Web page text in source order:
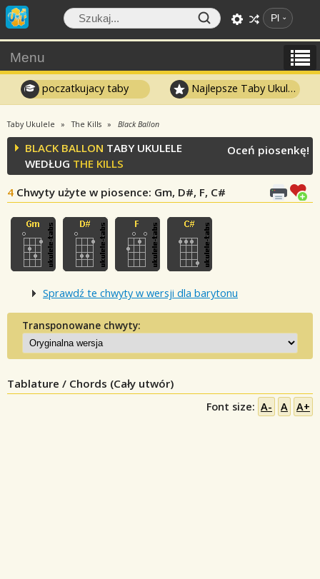
Pl
Menu
poczatkujacy taby Najlepsze Taby Ukulele
Taby Ukulele The Kills Black Ballon
BLACK BALLON TABY UKULELE
WEDŁUG THE KILLS
4 Chwyty użyte w piosence: Gm, D#, F, C#
Oceń piosenkę!
Sprawdź te chwyty w wersji dla barytonu
Transponowane chwyty:
Tablature / Chords (Cały utwór)
Font size: A- A A+